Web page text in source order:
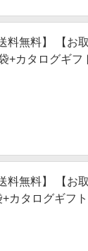
料無料】 【
+カタログギ
料無料】 【
カタログギフ